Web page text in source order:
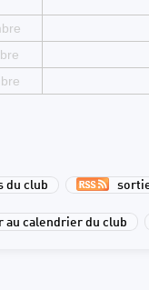
du club
au calendrier du club